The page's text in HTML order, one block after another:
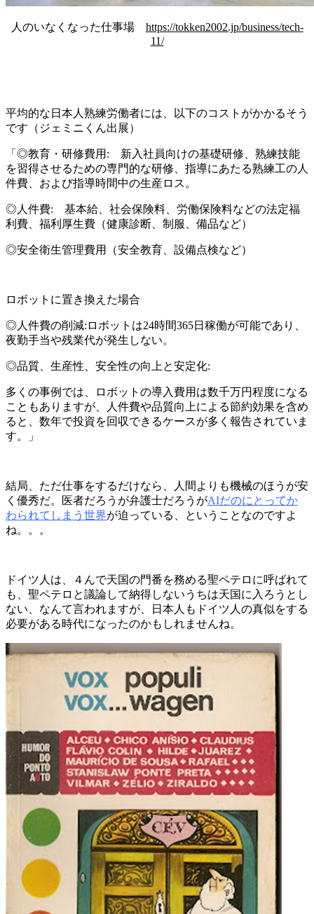
人のいなくなった仕事場 https://tokken2002.jp/business/tech-
11/
平均的な日本人熟練労働者には、以下のコストがかかるそう
です（ジェミニくん出展）
「◎教育・研修費用: 新入社員向けの基礎研修、熟練技能
を習得させるための専門的な研修、指導にあたる熟練工の人
件費、および指導時間中の生産ロス。
◎人件費: 基本給、社会保険料、労働保険料などの法定福
利費、福利厚生費（健康診断、制服、備品など）
◎安全衛生管理費用（安全教育、設備点検など）
ロボットに置き換えた場合
◎人件費の削減:ロボットは24時間365日稼働が可能であり、
夜勤手当や残業代が発生しない。
◎品質、生産性、安全性の向上と安定化:
多くの事例では、ロボットの導入費用は数千万円程度になる
こともありますが、人件費や品質向上による節約効果を含め
ると、数年で投資を回収できるケースが多く報告されていま
す。」
結局、ただ仕事をするだけなら、人間よりも機械のほうが安
く優秀だ。医者だろうが弁護士だろうがAIだのにとってか
わられてしまう世界が迫っている、ということなのですよ
ね。。。
ドイツ人は、４んで天国の門番を務める聖ペテロに呼ばれて
も、聖ペテロと議論して納得しないうちは天国に入ろうとし
ない、なんて言われますが、日本人もドイツ人の真似をする
必要がある時代になったのかもしれませんね。